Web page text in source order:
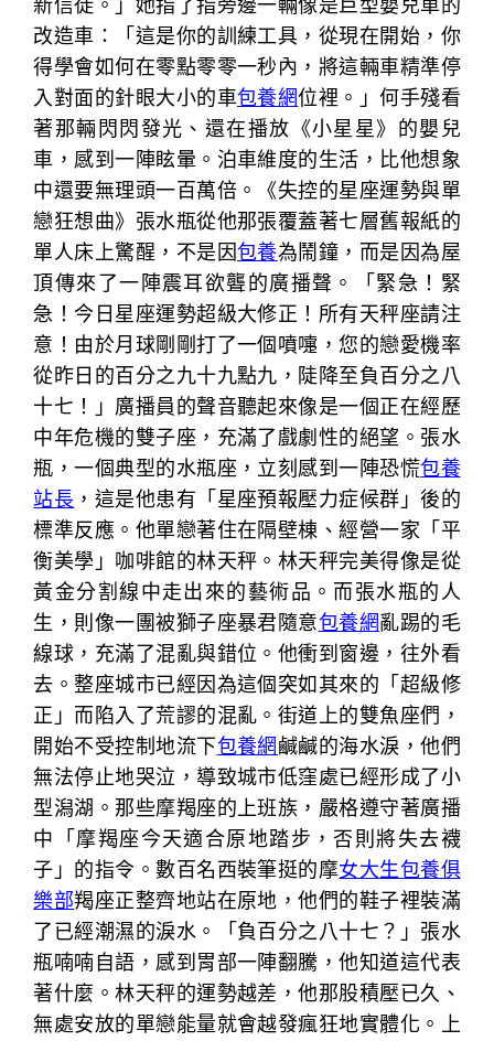
新信徒。」她指了指旁邊一輛像是巨型嬰兒車的
改造車：「這是你的訓練工具，從現在開始，你
得學會如何在零點零零一秒內，將這輛車精準停
入對面的針眼大小的車包養網位裡。」何手殘看
著那輛閃閃發光、還在播放《小星星》的嬰兒
車，感到一陣眩暈。泊車維度的生活，比他想象
中還要無理頭一百萬倍。《失控的星座運勢與單
戀狂想曲》張水瓶從他那張覆蓋著七層舊報紙的
單人床上驚醒，不是因包養為鬧鐘，而是因為屋
頂傳來了一陣震耳欲聾的廣播聲。「緊急！緊
急！今日星座運勢超級大修正！所有天秤座請注
意！由於月球剛剛打了一個噴嚏，您的戀愛機率
從昨日的百分之九十九點九，陡降至負百分之八
十七！」廣播員的聲音聽起來像是一個正在經歷
中年危機的雙子座，充滿了戲劇性的絕望。張水
瓶，一個典型的水瓶座，立刻感到一陣恐慌包養
站長 ，這是他患有「星座預報壓力症候群」後的
標準反應。他單戀著住在隔壁棟、經營一家「平
衡美學」咖啡館的林天秤。林天秤完美得像是從
黃金分割線中走出來的藝術品。而張水瓶的人
生，則像一團被獅子座暴君隨意包養網亂踢的毛
線球，充滿了混亂與錯位。他衝到窗邊，往外看
去。整座城市已經因為這個突如其來的「超級修
正」而陷入了荒謬的混亂。街道上的雙魚座們，
開始不受控制地流下包養網鹹鹹的海水淚，他們
無法停止地哭泣，導致城市低窪處已經形成了小
型潟湖。那些摩羯座的上班族，嚴格遵守著廣播
中「摩羯座今天適合原地踏步，否則將失去襪
子」的指令。數百名西裝筆挺的摩女大生包養俱
樂部羯座正整齊地站在原地，他們的鞋子裡裝滿
了已經潮濕的淚水。「負百分之八十七？」張水
瓶喃喃自語，感到胃部一陣翻騰，他知道這代表
著什麼。林天秤的運勢越差，他那股積壓已久、
無處安放的單戀能量就會越發瘋狂地實體化。上